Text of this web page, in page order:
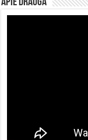
Apie DRAUGA